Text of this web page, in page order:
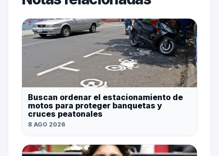
Buscan ordenar el estacionamiento de
motos para proteger banquetas y
cruces peatonales
8 AGO 2026